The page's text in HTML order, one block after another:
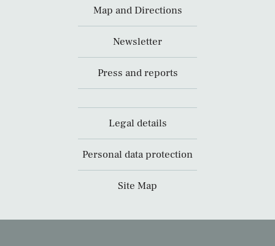
Map and Directions
Newsletter
Press and reports
Legal details
Personal data protection
Site Map